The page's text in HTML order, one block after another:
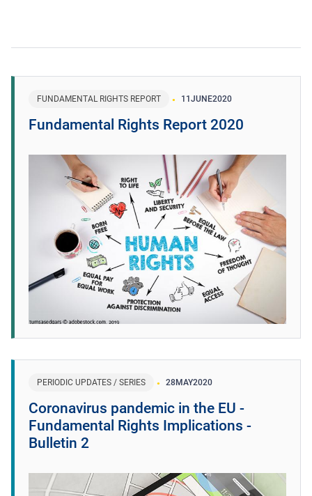
FUNDAMENTAL RIGHTS REPORT 11 JUNE2020
Fundamental Rights Report 2020
PERIODIC UPDATES / SERIES 28MAY2020
Coronavirus pandemic in the EU -
Fundamental Rights Implications -
Bulletin 2